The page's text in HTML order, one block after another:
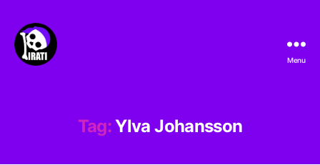
Menu
Tag:Ylva Johansson